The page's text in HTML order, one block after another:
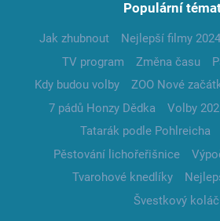
Populární
Jak zhubnout Nejlepší filmy 2024
TV program
Změna času
Kdy budou volby
ZOO Nové
7 pádů Honzy Dědka
Volby
Tatarák podle Pohlreicha
Pěstování lichořeřišnice
Tvarohové knedlíky
Švestkový koláč